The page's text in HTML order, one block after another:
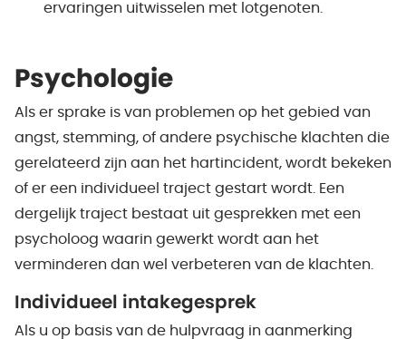
ervaringen uitwisselen met lotgenoten.
Psychologie
Als er sprake is van problemen op het gebied van
angst, stemming, of andere psychische klachten die
gerelateerd zijn aan het hartincident, wordt bekeken
of er een individueel traject gestart wordt. Een
dergelijk traject bestaat uit gesprekken met een
psycholoog waarin gewerkt wordt aan het
verminderen dan wel verbeteren van de klachten.
Individueel intakegesprek
Als u op basis van de hulpvraag in aanmerking